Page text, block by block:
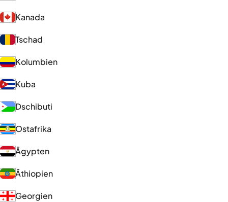
Kanada
Tschad
Kolumbien
Kuba
Dschibuti
Ostafrika
Ägypten
Äthiopien
Georgien